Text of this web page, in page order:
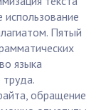
Пятый
языка
труда.
обращение